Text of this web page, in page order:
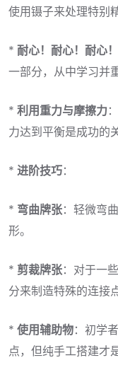
使用镊子来处理特别
* 耐心！耐心！耐心！
一部分，从中学习并
* 利用重力与摩擦力
力达到平衡是成功的
* 进阶技巧：
* 弯曲牌张：轻微弯
形。
* 剪裁牌张：对于一
分来制造特殊的连接
* 使用辅助物：初学
点，但纯手工搭建才